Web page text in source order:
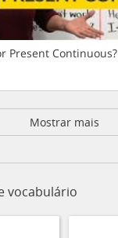
Present Continuous?
Mostrar mais
vocabulário